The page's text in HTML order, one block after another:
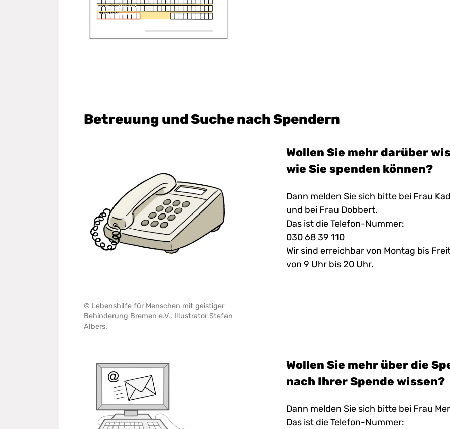
Betreuung und Suche nach Spendern
© Lebenshilfe für Menschen mit geistiger
Behinderung Bremen e.V., Illustrator Stefan
Albers.
Wollen Sie mehr darüber
wie Sie spenden können?
Dann melden Sie sich bitte bei Frau
und bei Frau Dobbert.
Das ist die Telefon-Nummer:
030 68 39 110
Wir sind erreichbar von Montag bis
von 9 Uhr bis 20 Uhr.
Wollen Sie mehr über die
nach Ihrer Spende wissen?
Dann melden Sie sich bitte bei Frau
Das ist die Telefon-Nummer: